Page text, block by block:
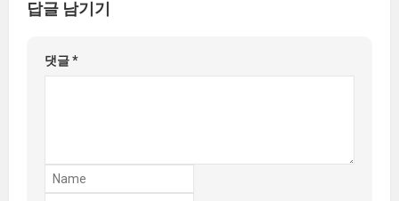
답글 남기기
댓글*